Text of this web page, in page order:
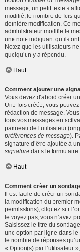
message, un petit texte
modifié, le nombre de fois
dernière modification. Ce
administrateur modifie le
une note indiquant qu’ils
Notez que les utilisateurs
quelqu’un y a répondu.
Haut
Comment ajouter une
Vous devez d’abord créer
Une fois créée, vous
rédaction de message.
tous vos messages en
panneau de l’utilisateur
préférences de message).
signature d’être ajoutée à
signature dans le formulaire
Haut
Comment créer un
Il est facile de créer un
la modification du premier
permissions), cliquez sur
le voyez pas, vous n’avez
Saisissez le titre du
une option par ligne dans
le nombre de réponses
« Option(s) par l’utilisateur